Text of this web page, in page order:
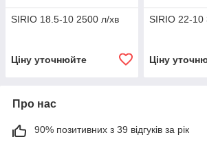
SIRIO 18.5-10 2500 л/хв
Ціну уточнюйте
SIRIO 22-10
Ціну
Про нас
90% позитивних з 39 відгуків за рік